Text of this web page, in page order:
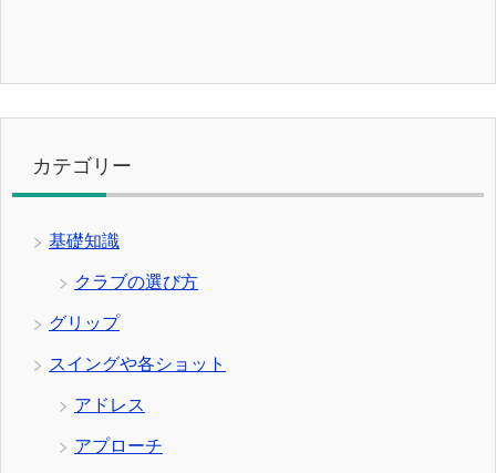
カテゴリー
基礎知識
クラブの選び方
グリップ
スイングや各ショット
アドレス
アプローチ